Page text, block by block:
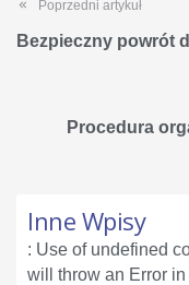
Poprzedni artykuł
Bezpieczny powrót
Procedura
Inne Wpisy
: Use of undefined
will throw an Error